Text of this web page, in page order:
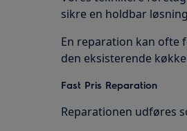
sikre en holdbar
En reparation kan ofte
den eksisterende
Fast Pris Reparation
Reparationen udføres